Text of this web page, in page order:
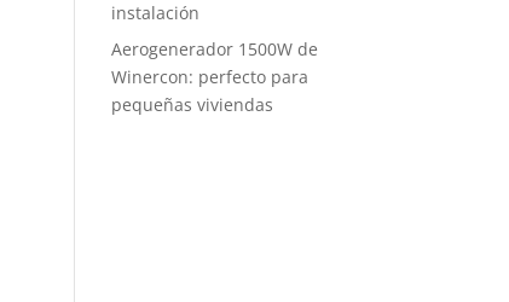
instalación
Aerogenerador 1500W de
Winercon: perfecto para
pequeñas viviendas